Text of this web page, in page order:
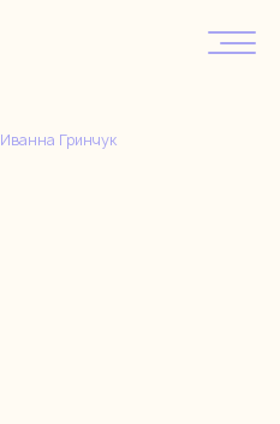
Иванна Гринчук